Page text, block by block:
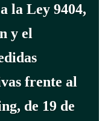
la Ley 9404,
y el
frente al
de 19 de